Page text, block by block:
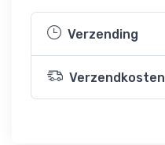
Verzending
Verzendkosten